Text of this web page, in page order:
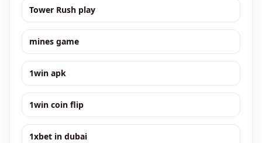
Tower Rush play
mines game
1win apk
1win coin flip
1xbet in dubai